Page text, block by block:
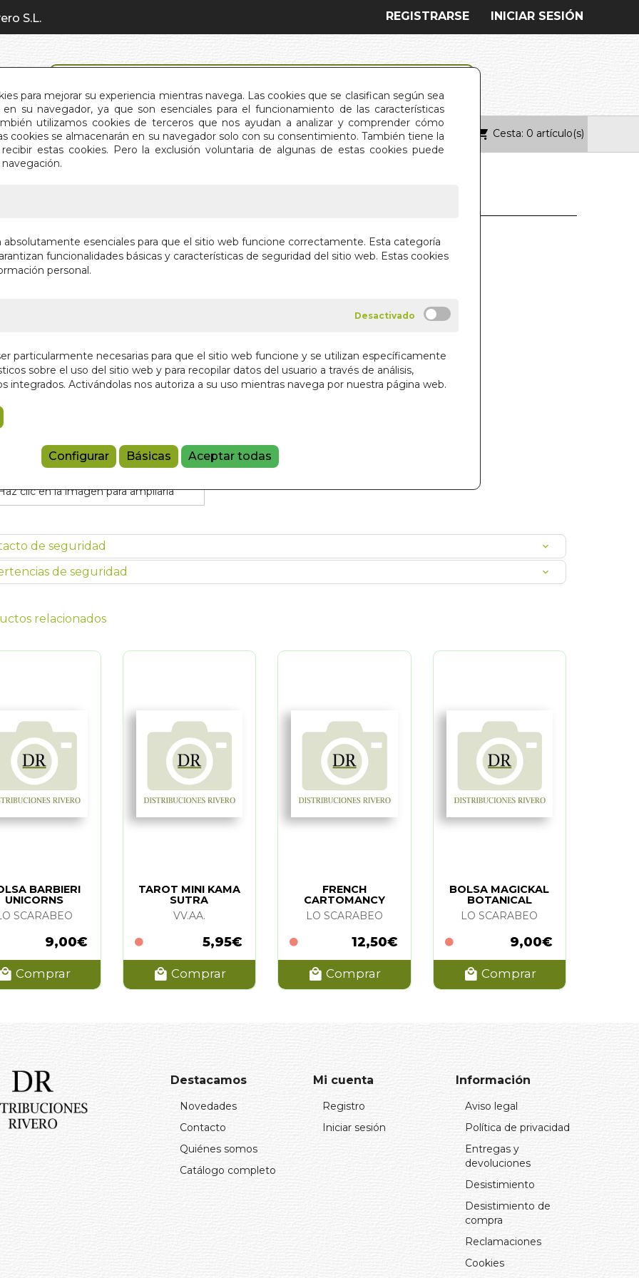
para mejorar su experiencia mientras navega. Las cookies que se clasifican según sea
su navegador, ya que son esenciales para el funcionamiento de las características
utilizamos cookies de terceros que nos ayudan a analizar y comprender cómo
cookies se almacenarán en su navegador solo con su consentimiento. También tiene la
estas cookies. Pero la exclusión voluntaria de algunas de estas cookies puede
absolutamente esenciales para que el sitio web funcione correctamente. Esta categoría
funcionalidades básicas y características de seguridad del sitio web. Estas cookies
personal.
particularmente necesarias para que el sitio web funcione y se utilizan específicamente
sobre el uso del sitio web y para recopilar datos del usuario a través de análisis,
integrados. Activándolas nos autoriza a su uso mientras navega por nuestra página web.
Configurar Básicas Aceptar todas
S.L. INICIAR SESIÓN
REGISTRARSE
INICIO QUIÉNES SOMOS CONTACTO Cesta: 0 artículo(s)
clic en la imagen para ampliarla
TARTO INNER LIGHT
Editorial:
Añadir a la cesta
de seguridad
de seguridad
relacionados
BARBIERI
UNICORNS
SCARABEO
9,00€
Comprar
TAROT MINI KAMA
SUTRA
VV.AA.
5,95€
Comprar
FRENCH
CARTOMANCY
LO SCARABEO
12,50€
Comprar
BOLSA MAGICKAL
BOTANICAL
LO SCARABEO
9,00€
Comprar
Destacamos
Novedades
Contacto
Quiénes somos
Catálogo completo
Mi cuenta
Registro
Iniciar sesión
Información
Aviso legal
Política de privacidad
Entregas y
devoluciones
Desistimiento
Desistimiento de
compra
Reclamaciones
Cookies